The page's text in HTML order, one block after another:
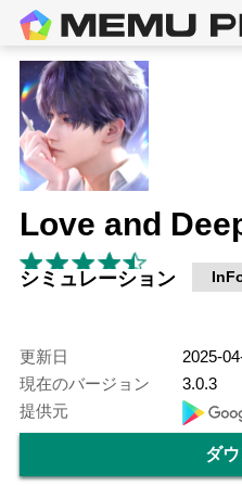
Love and
シミュレーション
更新日
2025-
現在のバージョン
3.0.3
提供元
ダ